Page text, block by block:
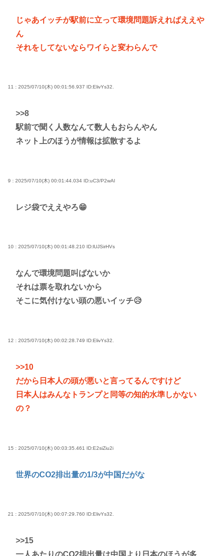
じゃあイッチが駅前に立って環境問題訴えればええや
ん
それをしてないならワイらと変わらんで
11 : 2025/07/10(木) 00:01:56.937 ID:ElivYs32.
>>8
駅前で聞く人数なんて数人もおらんやん
ネット上のほうが情報は拡散するよ
9 : 2025/07/10(木) 00:01:44.034 ID:uC3/P2wAl
レジ袋でええやろ😁
10 : 2025/07/10(木) 00:01:48.210 ID:lUJSirHVs
なんで環境問題叫ばないか
それは票を取れないから
そこに気付けない頭の悪いイッチ😥
12 : 2025/07/10(木) 00:02:28.749 ID:ElivYs32.
>>10
だから日本人の頭が悪いと言ってるんですけど
日本人はみんなトランプと同等の知的水準しかない
の？
15 : 2025/07/10(木) 00:03:35.461 ID:E2siZiu2i
世界のCO2排出量の1/3が中国だがな
21 : 2025/07/10(木) 00:07:29.760 ID:ElivYs32.
>>15